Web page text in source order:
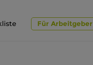
Für Arbeitgeber